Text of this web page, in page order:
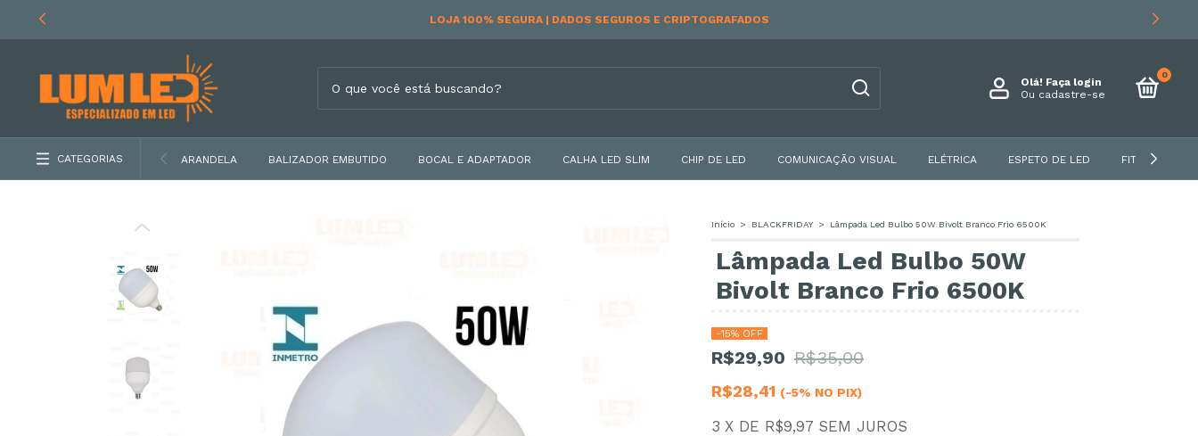
RECEBA EM CASA | ENVIAMOS PARA TODO O BRASIL
Olá! Faça login
Ou cadastre-se
0
CATEGORIAS ARANDELA BALIZADOR EMBUTIDO BOCAL E ADAPTADOR CALHA LED SLIM CHIP DE LED COMUNICAÇÃO VISUAL ELÉTRICA ESPETO DE LED FITA DE LED
Início > BLACKFRIDAY > Lâmpada Led Bulbo 50W Bivolt Branco Frio 6500K
Lâmpada Led Bulbo 50W
Bivolt Branco Frio 6500K
-15% OFF
R$29,90 R$35,00
R$28,41 (-5% NO PIX)
3 X DE R$9,97 SEM JUROS